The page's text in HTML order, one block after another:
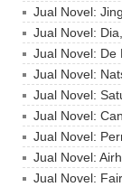
Jual Novel:
Jual Novel:
Jual Novel: De
Jual Novel:
Jual Novel:
Jual Novel:
Jual Novel:
Jual Novel:
Jual Novel: